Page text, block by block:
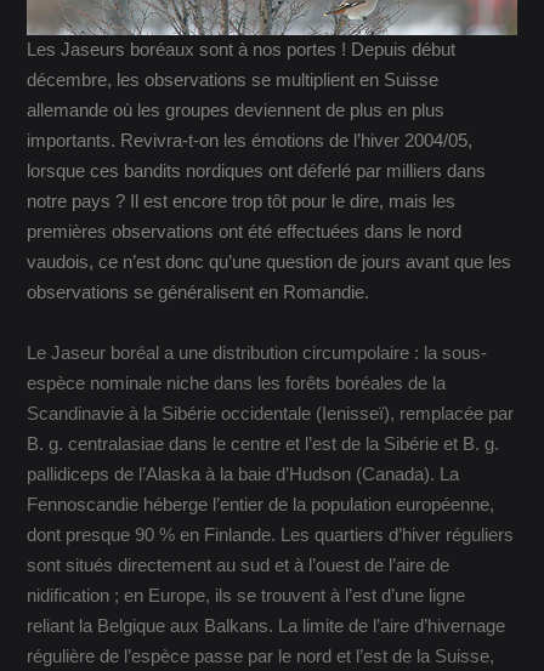
Les Jaseurs boréaux sont à nos portes ! Depuis début
décembre, les observations se multiplient en Suisse
allemande où les groupes deviennent de plus en plus
importants. Revivra-t-on les émotions de l’hiver 2004/05,
lorsque ces bandits nordiques ont déferlé par milliers dans
notre pays ? Il est encore trop tôt pour le dire, mais les
premières observations ont été effectuées dans le nord
vaudois, ce n’est donc qu’une question de jours avant que les
observations se généralisent en Romandie.
Le Jaseur boréal a une distribution circumpolaire : la sous-
espèce nominale niche dans les forêts boréales de la
Scandinavie à la Sibérie occidentale (Ienisseï), remplacée par
B. g. centralasiae dans le centre et l’est de la Sibérie et B. g.
pallidiceps de l’Alaska à la baie d’Hudson (Canada). La
Fennoscandie héberge l’entier de la population européenne,
dont presque 90 % en Finlande. Les quartiers d’hiver réguliers
sont situés directement au sud et à l’ouest de l’aire de
nidification ; en Europe, ils se trouvent à l’est d’une ligne
reliant la Belgique aux Balkans. La limite de l’aire d’hivernage
régulière de l’espèce passe par le nord et l’est de la Suisse,